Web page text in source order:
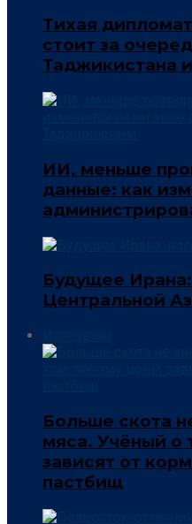
Тихая
стоит за
Таджикистана
ИИ, меньше
данные: как
Будущее Ирана:
Центральной
Больше скота
мяса. Учёный о
зависят от
пастбищ